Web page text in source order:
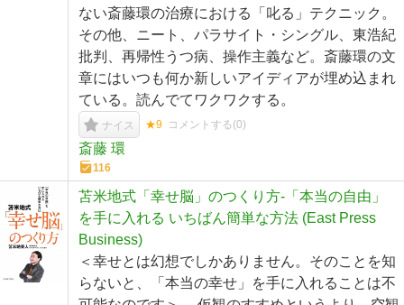
ない斎藤環の治療における「叱る」テクニック。
その他、ニート、パラサイト・シングル、東浩紀
批判、再帰性うつ病、操作主義など。斎藤環の文
章にはいつも何か新しいアイディアが埋め込まれ
ている。読んでてワクワクする。
ナイス ★9 コメントする(0)
斎藤 環
116
苫米地式「幸せ脳」のつくり方-「本当の自由」
を手に入れる いちばん簡単な方法 (East Press
Business)
＜幸せとは幻想でしかありません。そのことを知
らないと、「本当の幸せ」を手に入れることは不